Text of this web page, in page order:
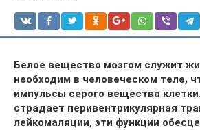
Белое вещество мозгом служит
необходим в человеческом теле,
импульсы серого вещества
страдает перивентрикулярная
лейкомаляции, эти функции